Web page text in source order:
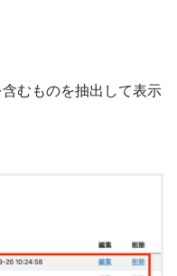
むものを抽出して表示